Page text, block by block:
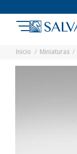
Inicio Miniaturas